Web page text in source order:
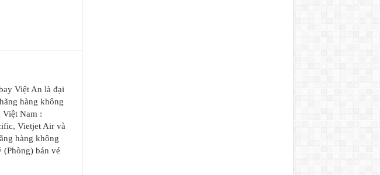
Việt An là đại
hàng không
Việt Nam :
Vietjet Air và
hàng không
bán vé